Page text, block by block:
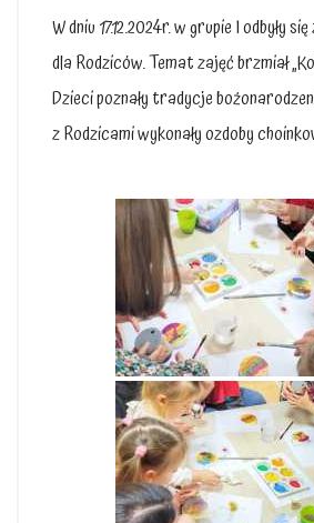
W dniu 17.12.2024r. w grupie I odbyły
dla Rodziców. Temat zajęć brzmiał
Dzieci poznały tradycje
z Rodzicami wykonały ozdoby